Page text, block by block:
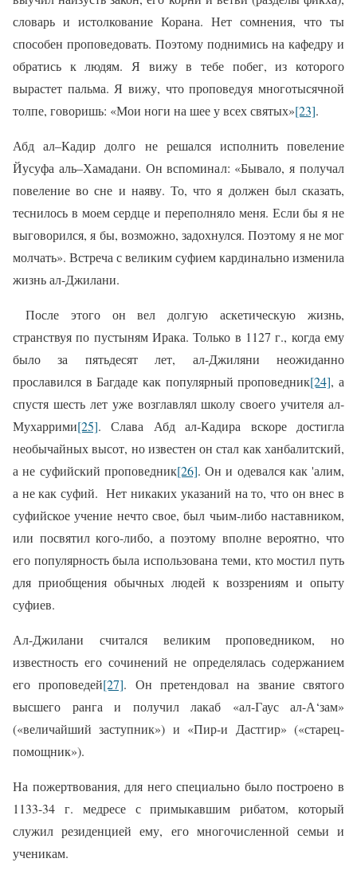
словарь и истолкование Корана. Нет сомнения, что ты
способен проповедовать. Поэтому поднимись на кафедру и
обратись к людям. Я вижу в тебе побег, из которого
вырастет пальма. Я вижу, что проповедуя многотысячной
толпе, говоришь: «Мои ноги на шее у всех святых»[23].
Абд ал–Кадир долго не решался исполнить повеление
Йусуфа аль–Хамадани. Он вспоминал: «Бывало, я получал
повеление во сне и наяву. То, что я должен был сказать,
теснилось в моем сердце и переполняло меня. Если бы я не
выговорился, я бы, возможно, задохнулся. Поэтому я не мог
молчать». Встреча с великим суфием кардинально изменила
жизньал-Джилани.
После этого он вел долгую аскетическую жизнь,
странствуя по пустыням Ирака. Только в 1127 г., когда ему
было за пятьдесят лет, ал-Джиляни неожиданно
прославился в Багдаде как популярный проповедник[24], а
спустя шесть лет уже возглавлял школу своего учителя ал-
Мухаррими[25]. Слава Абд ал-Кадира вскоре достигла
необычайных высот, но известен он стал как ханбалитский,
а не суфийский проповедник[26]. Он и одевался как 'алим,
а не как суфий. Нет никаких указаний на то, что он внес в
суфийское учение нечто свое, был чьим-либо наставником,
или посвятил кого-либо, а поэтому вполне вероятно, что
его популярность была использована теми, кто мостил путь
для приобщения обычных людей к воззрениям и опыту
суфиев.
Ал-Джилани считался великим проповедником, но
известность его сочинений не определялась содержанием
его проповедей[27]. Онпретендовал на звание святого
высшего ранга и получил лакаб «ал-Гаус ал-А‘зам»
(«величайший заступник») и «Пир-и Дастгир» («старец-
помощник»).
На пожертвования, для него специально было построено в
1133-34 г. медресе с примыкавшим рибатом, который
служил резиденцией ему, его многочисленной семьи и
ученикам.